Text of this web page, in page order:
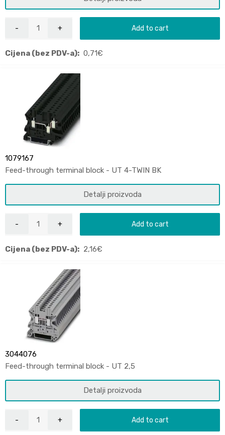
Add to cart
Cijena (bez PDV-a): 0,71€
1079167
Feed-through terminal block - UT 4-TWIN BK
Detalji proizvoda
Add to cart
Cijena (bez PDV-a): 2,16€
3044076
Feed-through terminal block - UT 2,5
Detalji proizvoda
Add to cart